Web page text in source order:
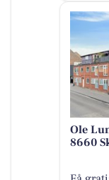
Ole
8660